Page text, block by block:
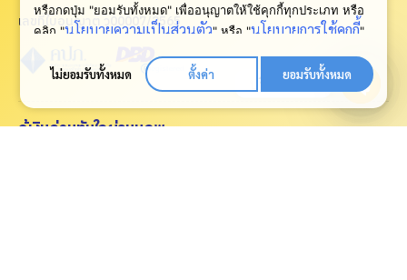
เลขที่ใบอนุญาต ว00007/2565
กู้เงินด่วนทันใจผ่านแอพ
หรือกดปุ่ม "ยอมรับทั้งหมด" เพื่ออนุญาตให้ใช้คุกกี้ทุกประเภท หรือ
คลิก "นโยบายความเป็นส่วนตัว" หรือ "นโยบายการใช้คุกกี้"
ไม่ยอมรับทั้งหมด ตั้งค่า ยอมรับทั้งหมด
ปรึกษาเรา
Open